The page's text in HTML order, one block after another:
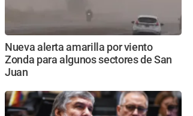
Nueva alerta amarilla por viento
Zonda para algunos sectores de San
Juan